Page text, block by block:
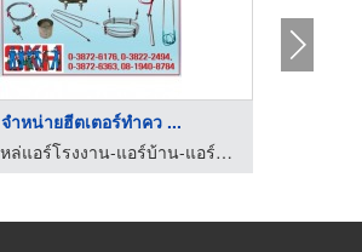
จำหน่ายฮีตเตอร์ทําคว ...
ร้านอะไหล่แอร์โรงงาน-แอร์บ้าน-แอร์รถ ชลบุรี